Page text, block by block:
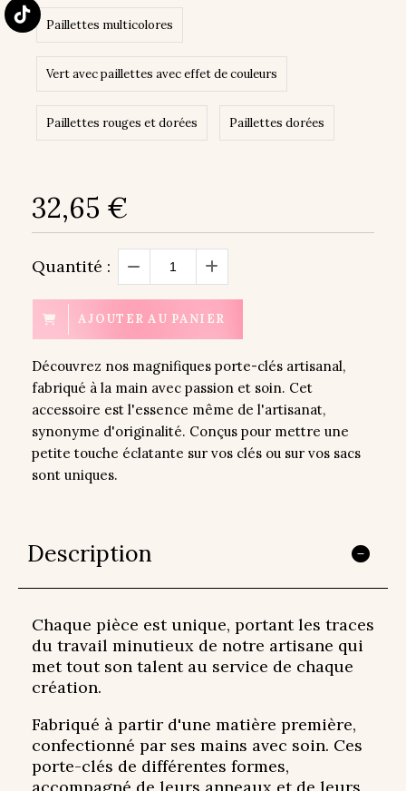
Paillettes multicolores
Vert avec paillettes avec effet de couleurs
Paillettes rouges et dorées Paillettes dorées
32,65 €
Quantité :
AJOUTER AU PANIER
Découvrez nos magnifiques porte-clés artisanal,
fabriqué à la main avec passion et soin. Cet
accessoire est l'essence même de l'artisanat,
synonyme d'originalité. Conçus pour mettre une
petite touche éclatante sur vos clés ou sur vos sacs
sont uniques.
Description
Chaque pièce est unique, portant les traces
du travail minutieux de notre artisane qui
met tout son talent au service de chaque
création.
Fabriqué à partir d'une matière première,
confectionné par ses mains avec soin. Ces
porte-clés de différentes formes,